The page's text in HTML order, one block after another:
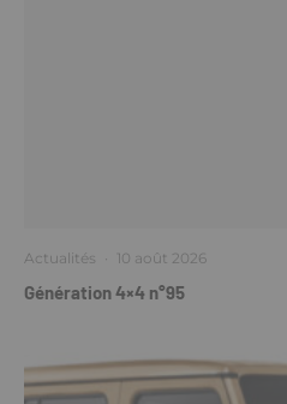
Actualités · 10 août 2026
Génération 4×4 n°95